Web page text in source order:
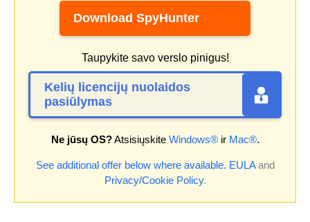
Download SpyHunter
Taupykite savo verslo pinigus!
Kelių licencijų nuolaidos
pasiūlymas
Ne jūsų OS?Atsisiųskite Windows®ir Mac®.
See additional offer below where available. EULAand
Privacy/Cookie Policy.